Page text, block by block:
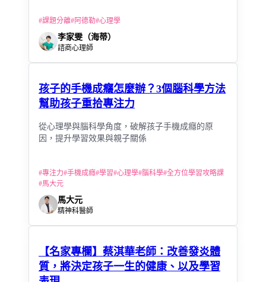
#課題分離#阿德勒#心理學
李家雯（海蒂）
諮商心理師
孩子的手機成癮怎麼辦？3個腦科學方法
幫助孩子重拾專注力
從心理學與腦科學角度，破解孩子手機成癮的原
因，提升學習效果與親子關係
#專注力#手機成癮#學習#心理學#腦科學#全方位學習攻略課
#馬大元
馬大元
精神科醫師
【名家專欄】蔡淇華老師：改善發炎體
質，將決定孩子一生的健康、以及學習